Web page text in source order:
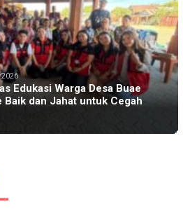
Edukasi Warga Desa Buae
dan Jahat untuk Cegah